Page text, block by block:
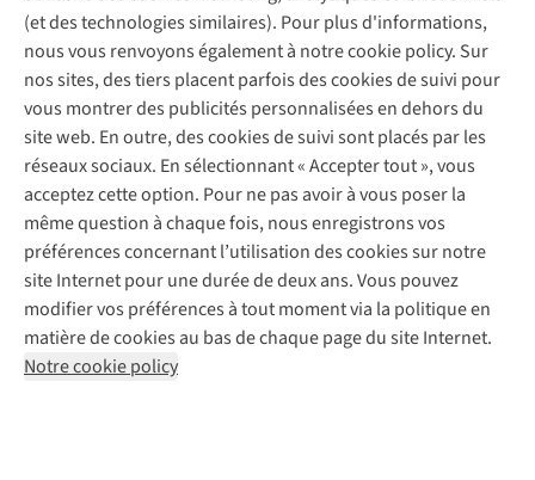
(et des technologies similaires). Pour plus d'informations,
nous vous renvoyons également à notre cookie policy. Sur
nos sites, des tiers placent parfois des cookies de suivi pour
vous montrer des publicités personnalisées en dehors du
site web. En outre, des cookies de suivi sont placés par les
réseaux sociaux. En sélectionnant « Accepter tout », vous
acceptez cette option. Pour ne pas avoir à vous poser la
même question à chaque fois, nous enregistrons vos
préférences concernant l’utilisation des cookies sur notre
site Internet pour une durée de deux ans. Vous pouvez
modifier vos préférences à tout moment via la politique en
matière de cookies au bas de chaque page du site Internet.
Notre cookie policy
Contactez-nous
Déclaration d'accessibilité
Entretien de chaussures
Réparation de chaussures
Réparation de vêtements
Retouches
Pour les entreprises
Explore Camp
Expertise & conseils
Abonnez-vous à la newsletter
Suivez-nous
Mentions légales
Politique de confidentialité
Conditions générales
Cookie Policy